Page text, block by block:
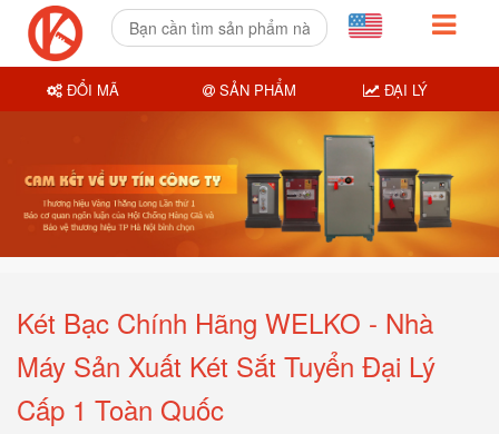
Két Bạc Chính Hãng WELKO - Nhà
Máy Sản Xuất Két Sắt Tuyển Đại Lý
Cấp 1 Toàn Quốc
ĐỔI MÃ SẢN PHẨM ĐẠI LÝ